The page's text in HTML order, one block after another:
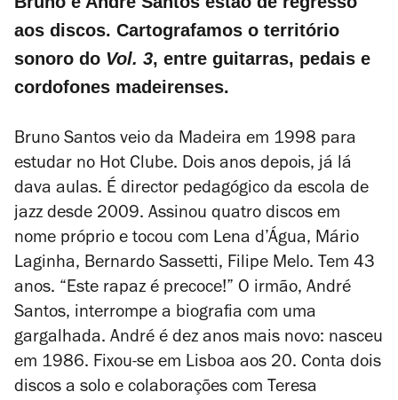
aos discos. Cartografamos o território
sonoro do Vol. 3, entre guitarras, pedais e
cordofones madeirenses.
Bruno Santos veio da Madeira em 1998 para
estudar no Hot Clube. Dois anos depois, já lá
dava aulas. É director pedagógico da escola de
jazz desde 2009. Assinou quatro discos em
nome próprio e tocou com Lena d’Água, Mário
Laginha, Bernardo Sassetti, Filipe Melo. Tem 43
anos. “Este rapaz é precoce!” O irmão, André
Santos, interrompe a biografia com uma
gargalhada. André é dez anos mais novo: nasceu
em 1986. Fixou-se em Lisboa aos 20. Conta dois
discos a solo e colaborações com Teresa